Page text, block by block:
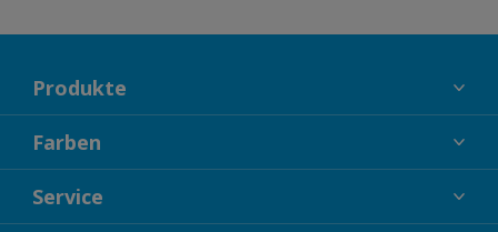
Produkte
FASSADENFARBEN
INNENFARBEN
LACKE
Farben
KOLLEKTIONEN
FARBTRENDS
Service